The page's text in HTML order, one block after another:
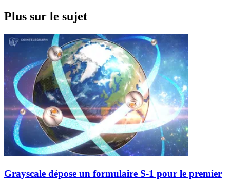
Plus sur le sujet
Grayscale dépose un formulaire S-1 pour le premier